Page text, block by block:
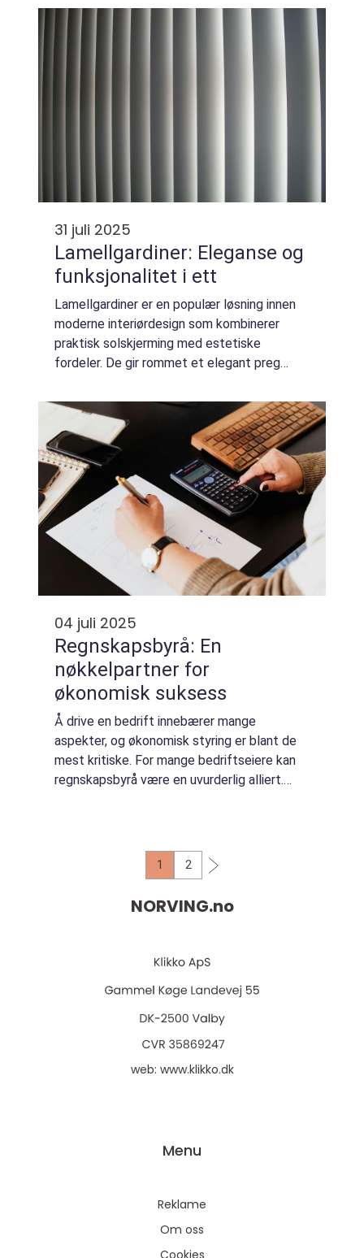
regnskapsfører, lø...
31 juli 2025
Lamellgardiner: Eleganse og
funksjonalitet i ett
Lamellgardiner er en populær løsning innen
moderne interiørdesign som kombinerer
praktisk solskjerming med estetiske
fordeler. De gir rommet et elegant preg
Disse gardinene er kjent fo...
04 juli 2025
Regnskapsbyrå: En
nøkkelpartner for
økonomisk suksess
Å drive en bedrift innebærer mange
aspekter, og økonomisk styring er blant de
mest kritiske. For mange bedriftseiere kan
regnskapsbyrå være en uvurderlig alliert.
1 2
NORVING.no
web: www.klikko.dk
Menu
Reklame
Om oss
Cookies